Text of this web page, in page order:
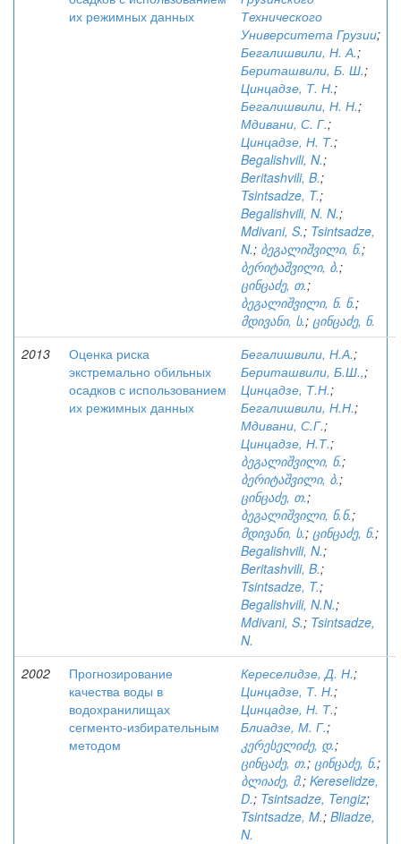
их режимных данных
Технического
Университета Грузии;
Бегалишвили, Н. А.;
Бериташвили, Б. Ш.;
Цинцадзе, Т. Н.;
Бегалишвили, Н. Н.;
Мдивани, С. Г.;
Цинцадзе, Н. Т.;
Begalishvili, N.;
Beritashvili, B.;
Tsintsadze, T.;
Begalishvili, N. N.;
Mdivani, S.; Tsintsadze,
N.; ბეგალიშვილი, ნ.;
ბერიტაშვილი, ბ.;
ცინცაძე, თ.;
ბეგალიშვილი, ნ. ნ.;
მდივანი, ს.; ცინცაძე, ნ.
2013
Оценка риска
экстремально обильных
осадков с использованием
их режимных данных
Бегалишвили, Н.А.;
Бериташвили, Б.Ш.,;
Цинцадзе, Т.Н.;
Бегалишвили, Н.Н.;
Мдивани, С.Г.;
Цинцадзе, Н.Т.;
ბეგალიშვილი, ნ.;
ბერიტაშვილი, ბ.;
ცინცაძე, თ.;
ბეგალიშვილი, ნ.ნ.;
მდივანი, ს.; ცინცაძე, ნ.;
Begalishvili, N.;
Beritashvili, B.;
Tsintsadze, T.;
Begalishvili, N.N.;
Mdivani, S.; Tsintsadze,
N.
2002
Прогнозирование
качества воды в
водохранилищах
сегменто-избирательным
методом
Кереселидзе, Д. Н.;
Цинцадзе, Т. Н.;
Цинцадзе, Н. Т.;
Блиадзе, М. Г.;
კერესელიძე, დ.;
ცინცაძე, თ.; ცინცაძე, ნ.;
ბლიაძე, მ.; Kereselidze,
D.; Tsintsadze, Tengiz;
Tsintsadze, M.; Bliadze,
N.